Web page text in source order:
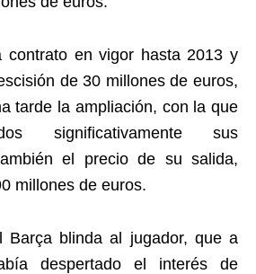
contrato en vigor hasta 2013 y
de 30 millones de euros,
tarde la ampliación, con la que
significativamente sus
el precio de su salida,
millones de euros.
Barça blinda al jugador, que a
despertado el interés de